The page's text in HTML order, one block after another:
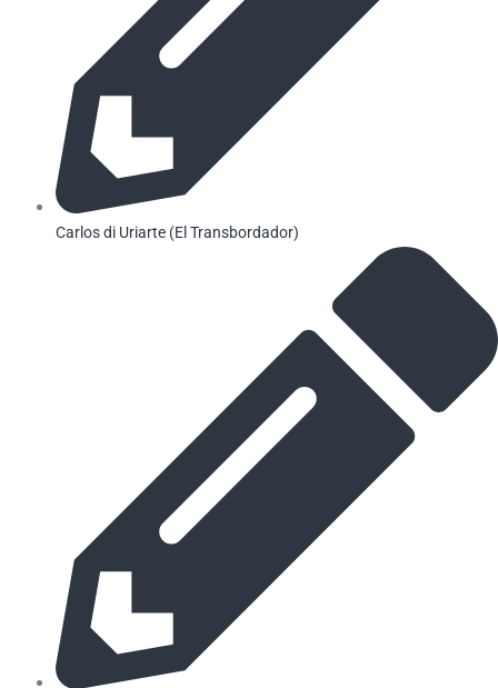
Carlos di Uriarte (El Transbordador)